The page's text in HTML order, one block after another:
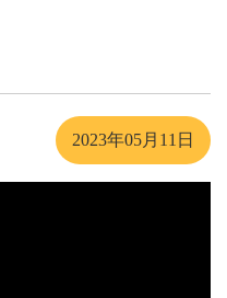
2023年05月11日